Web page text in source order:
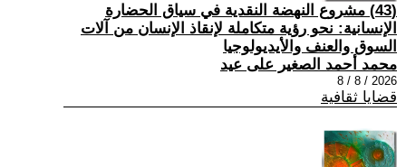
(43) مشروع النهضة النقدية في سياق الحضارة
الإنسانية: نحو رؤية متكاملة لإنقاذ الإنسان من آلات
السوق والعنف والأيديولوجيا
محمد أحمد الصغير على عيد
2026 / 8 / 8
قضايا ثقافية